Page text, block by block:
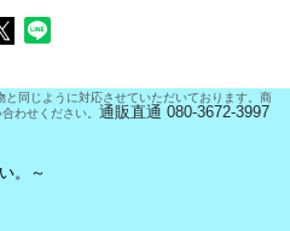
同じように対応させていただいております。商
わせください。 通販直通 080-3672-3997
。～